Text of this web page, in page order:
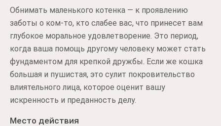
Обнимать маленького котенка — к проявлению
заботы о ком-то, кто слабее вас, что принесет вам
глубокое моральное удовлетворение. Это период,
когда ваша помощь другому человеку может стать
фундаментом для крепкой дружбы. Если же кошка
большая и пушистая, это сулит покровительство
влиятельного лица, которое оценит вашу
искренность и преданность делу.
Место действия